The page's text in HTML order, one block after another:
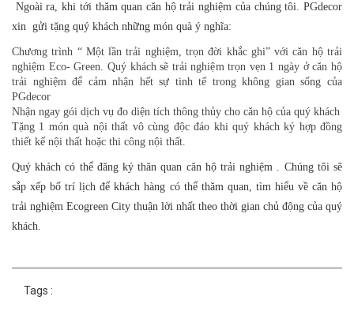
Ngoài ra, khi tới thăm quan căn hộ trải nghiệm của chúng tôi. PGdecor
xin gửi tặng quý khách những món quà ý nghĩa:
Chương trình “ Một lần trải nghiệm, trọn đời khắc ghi” với căn hộ trải
nghiệm Eco- Green. Quý khách sẽ trải nghiệm trọn vẹn 1 ngày ở căn hộ
trải nghiệm để cảm nhận hết sự tinh tế trong không gian sống của
PGdecor
Nhận ngay gói dịch vụ đo diện tích thông thủy cho căn hộ của quý khách
Tặng 1 món quà nội thất vô cùng độc đáo khi quý khách ký hợp đồng
thiết kế nội thất hoặc thi công nội thất.
Quý khách có thể đăng ký thăn quan căn hộ trải nghiệm . Chúng tôi sẽ
sắp xếp bố trí lịch để khách hàng có thể thăm quan, tìm hiểu về căn hộ
trải nghiệm Ecogreen City thuận lời nhất theo thời gian chủ động của quý
khách.
Tags :